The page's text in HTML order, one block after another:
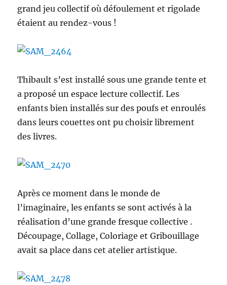
grand jeu collectif où défoulement et rigolade
étaient au rendez-vous !
Thibault s’est installé sous une grande tente et
a proposé un espace lecture collectif. Les
enfants bien installés sur des poufs et enroulés
dans leurs couettes ont pu choisir librement
des livres.
Après ce moment dans le monde de
l’imaginaire, les enfants se sont activés à la
réalisation d’une grande fresque collective .
Découpage, Collage, Coloriage et Gribouillage
avait sa place dans cet atelier artistique.